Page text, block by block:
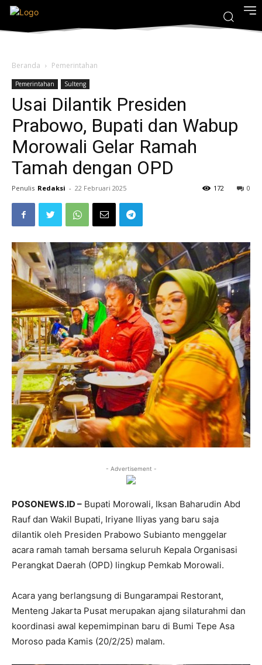
Beranda Pemerintahan
Pemerintahan Sulteng
Usai Dilantik Presiden
Prabowo, Bupati dan Wabup
Morowali Gelar Ramah
Tamah dengan OPD
Penulis Redaksi - 22 Februari 2025 0
172
- Advertisement -
POSONEWS.ID – Bupati Morowali, Iksan Baharudin Abd
Rauf dan Wakil Bupati, Iriyane Iliyas yang baru saja
dilantik oleh Presiden Prabowo Subianto menggelar
acara ramah tamah bersama seluruh Kepala Organisasi
Perangkat Daerah (OPD) lingkup Pemkab Morowali.
Acara yang berlangsung di Bungarampai Restorant,
Menteng Jakarta Pusat merupakan ajang silaturahmi dan
koordinasi awal kepemimpinan baru di Bumi Tepe Asa
Moroso pada Kamis (20/2/25) malam.